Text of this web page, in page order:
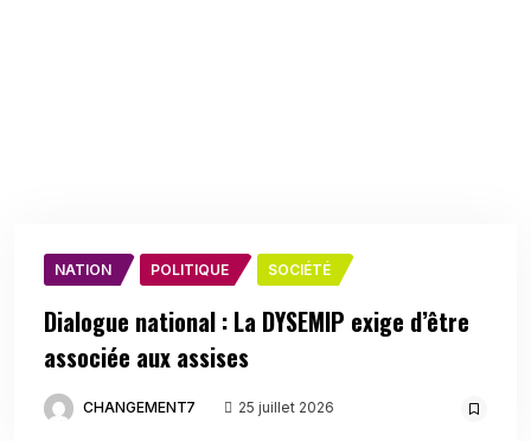
NATION POLITIQUE SOCIÉTÉ
Dialogue national : La DYSEMIP exige d’être
associée aux assises
CHANGEMENT7 25 juillet 2026